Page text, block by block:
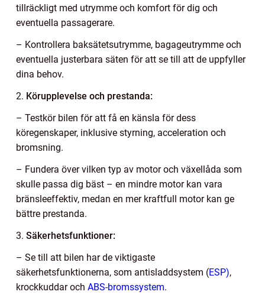
tillräckligt med utrymme och komfort för dig och
eventuella passagerare.
– Kontrollera baksätetsutrymme, bagageutrymme och
eventuella justerbara säten för att se till att de uppfyller
dina behov.
2. Körupplevelse och prestanda:
– Testkör bilen för att få en känsla för dess
köregenskaper, inklusive styrning, acceleration och
bromsning.
– Fundera över vilken typ av motor och växellåda som
skulle passa dig bäst – en mindre motor kan vara
bränsleeffektiv, medan en mer kraftfull motor kan ge
bättre prestanda.
3. Säkerhetsfunktioner:
– Se till att bilen har de viktigaste
säkerhetsfunktionerna, som antisladdsystem (ESP),
krockkuddar och ABS-bromssystem.